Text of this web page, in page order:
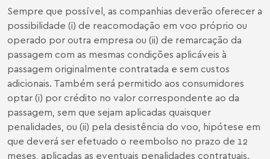
Sempre que possível, as companhias deverão oferecer a
possibilidade (i) de reacomodação em voo próprio ou
operado por outra empresa ou (ii) de remarcação da
passagem com as mesmas condições aplicáveis à
passagem originalmente contratada e sem custos
adicionais. Também será permitido aos consumidores
optar (i) por crédito no valor correspondente ao da
passagem, sem que sejam aplicadas quaisquer
penalidades, ou (ii) pela desistência do voo, hipótese em
que deverá ser efetuado o reembolso no prazo de 12
meses, aplicadas as eventuais penalidades contratuais.